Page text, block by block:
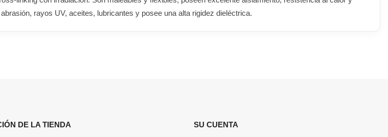
rayos UV, aceites, lubricantes y posee una alta rigidez dieléctrica.
DE LA TIENDA SU CUENTA